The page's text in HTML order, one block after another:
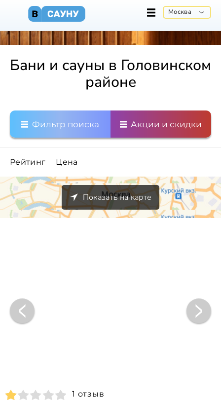
Москва
Бани и сауны в Головинском
районе
Фильтр поиска Акции и скидки
Рейтинг Цена
Показать на карте
1 отзыв